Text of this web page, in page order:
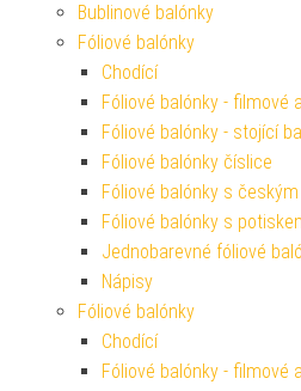
Bublinové balónky
Fóliové balónky
Chodící
Fóliové balónky - filmové
Fóliové balónky - stojící
Fóliové balónky číslice
Fóliové balónky s
Fóliové balónky s
Jednobarevné fóliové
Nápisy
Fóliové balónky
Chodící
Fóliové balónky - filmové